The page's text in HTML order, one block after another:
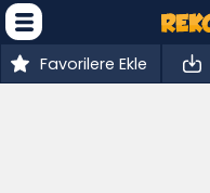
Favorilere Ekle